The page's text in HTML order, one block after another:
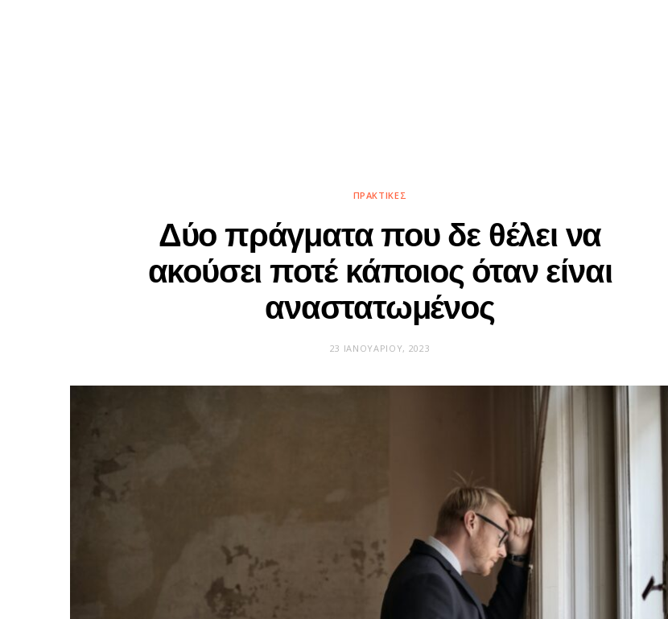
ΠΡΑΚΤΙΚΈΣ
Δύο πράγματα που δε θέλει να
ακούσει ποτέ κάποιος όταν είναι
αναστατωμένος
23 ΙΑΝΟΥΑΡΊΟΥ, 2023